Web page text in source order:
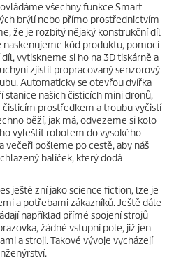
všechny funkce Smart
brýlí nebo přímo prostřednictvím
že je rozbitý nějaký konstrukční díl
naskenujeme kód produktu, pomocí
vytiskneme si ho na 3D tiskárně a
zjistil propracovaný senzorový
Automaticky se otevřou dvířka
našich čisticích mini dronů,
prostředkem a troubu vyčistí
běží, jak má, odvezeme si kolo
vyleštit robotem do vysokého
večeři pošleme po cestě, aby náš
balíček, který dodá
ještě zní jako science fiction, lze je
a potřebami zákazníků. Ještě dále
například přímé spojení strojů
žádné vstupní pole, již jen
a stroji. Takové vývoje vycházejí